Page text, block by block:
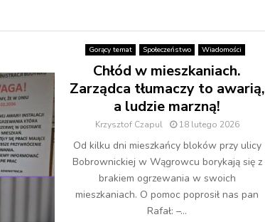
Gorący temat Społeczeństwo Wiadomości
Chłód w mieszkaniach.
Zarządca tłumaczy to awarią,
a ludzie marzną!
Krzysztof Czapul 18 lutego 2026
Od kilku dni mieszkańcy bloków przy ulicy
Bobrownickiej w Wągrowcu borykają się z
brakiem ogrzewania w swoich
mieszkaniach. O pomoc poprosił nas pan
Rafał: –...